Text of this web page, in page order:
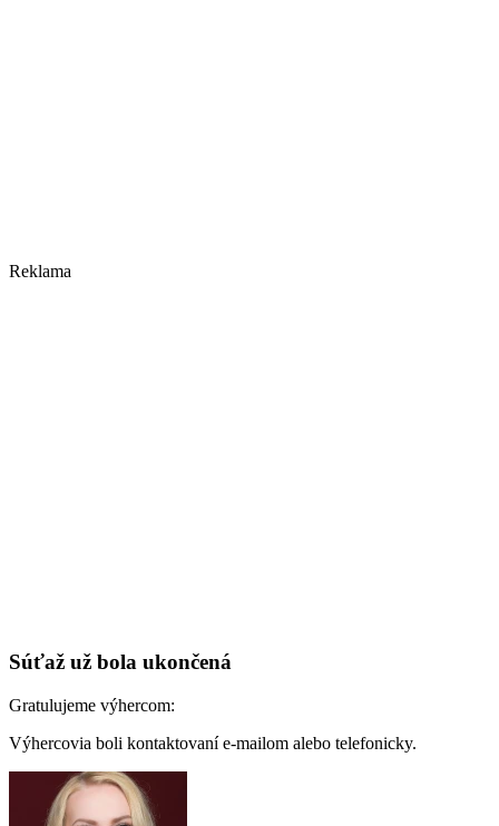
Reklama
Súťaž už bola ukončená
Gratulujeme výhercom:
Výhercovia boli kontaktovaní e-mailom alebo telefonicky.